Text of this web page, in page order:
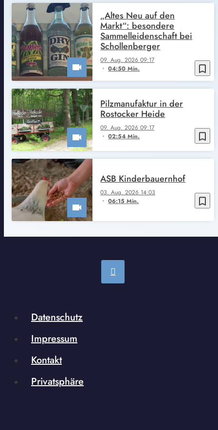
bookmark_border
09. Aug. 2026 09:17
04:50 Min.
„Altes Neu auf den
Markt“: besondere
Sammelleidenschaft bei
Schollenberger
bookmark_border
09. Aug. 2026 09:17
02:54 Min.
Pilzmanufaktur in der
Rostocker Heide
bookmark_border
03. Aug. 2026 14:03
06:15 Min.
ASB Kinderbauernhof
Datenschutz
Impressum
Kontakt
Privatsphäre